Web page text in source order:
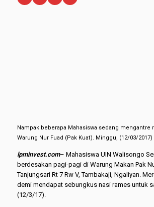
Nampak beberapa Mahasiswa sedang mengantre
Warung Nur Fuad (Pak Kuat). Minggu, (12/03/
lpminvest.com– Mahasiswa UIN Walisongo
berdesakan pagi-pagi di Warung Makan Pak
Tanjungsari Rt 7 Rw V, Tambakaji, Ngaliyan.
demi mendapat sebungkus nasi rames untuk
(12/3/17).